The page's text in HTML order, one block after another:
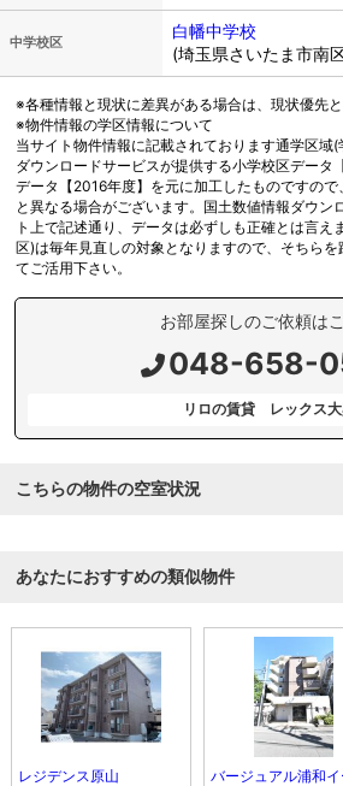
中学校区
白幡中学校
(埼玉県さいたま市南
※各種情報と現状に差異がある場合は、現状優先と
※物件情報の学区情報について
当サイト物件情報に記載されております通学区域
ダウンロードサービスが提供する小学校区データ
データ【2016年度】を元に加工したものですの
と異なる場合がございます。国土数値情報ダウン
ト上で記述通り、データは必ずしも正確とは言え
区)は毎年見直しの対象となりますので、そちら
てご活用下さい。
お部屋探しのご依頼は
048-658-
リロの賃貸 レックス
こちらの物件の空室状況
あなたにおすすめの類似物件
レジデンス原山